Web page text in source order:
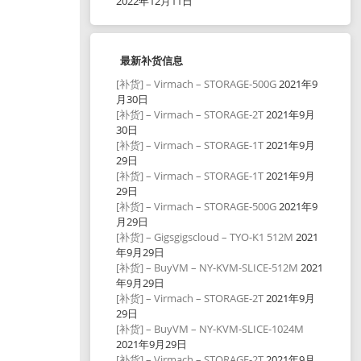
最新补货信息
[补货] – Virmach – STORAGE-500G2021年9
月30日
[补货] – Virmach – STORAGE-2T2021年9月
30日
[补货] – Virmach – STORAGE-1T2021年9月
29日
[补货] – Virmach – STORAGE-1T2021年9月
29日
[补货] – Virmach – STORAGE-500G2021年9
月29日
[补货] – Gigsgigscloud – TYO-K1 512M 2021
年9月29日
[补货] – BuyVM – NY-KVM-SLICE-512M 2021
年9月29日
[补货] – Virmach – STORAGE-2T2021年9月
29日
[补货] – BuyVM – NY-KVM-SLICE-1024M
2021年9月29日